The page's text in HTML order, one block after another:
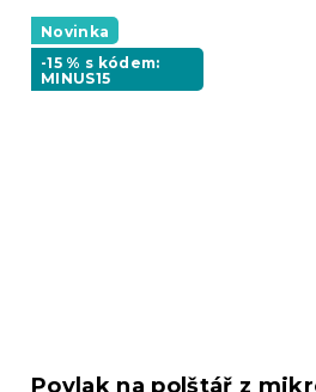
Novinka
-15 % s kódem:
MINUS15
Povlak na polštář z